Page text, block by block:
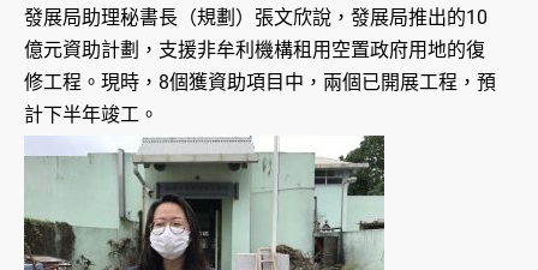
發展局助理秘書長（規劃）張文欣說，發展局推出的10
億元資助計劃，支援非牟利機構租用空置政府用地的復
修工程。現時，8個獲資助項目中，兩個已開展工程，預
計下半年竣工。